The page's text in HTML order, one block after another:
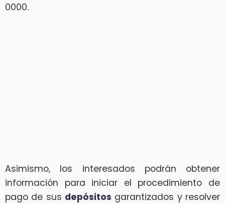
0000.
Asimismo, los interesados podrán obtener
información para iniciar el procedimiento de
pago de sus depósitos garantizados y resolver